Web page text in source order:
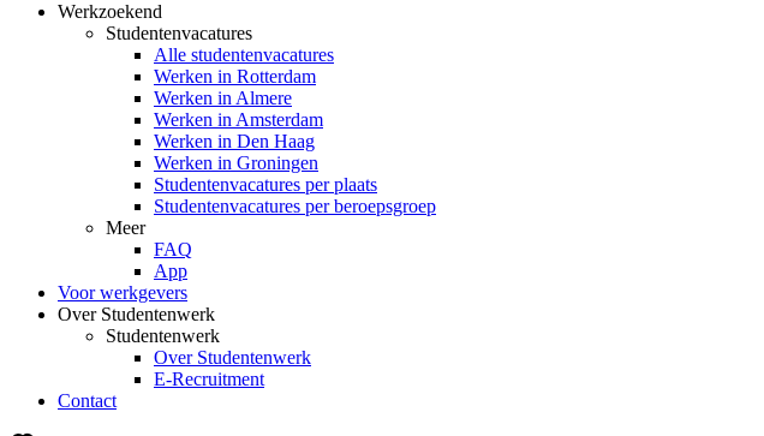
Werkzoekend
Studentenvacatures
Alle studentenvacatures
Werken in Rotterdam
Werken in Almere
Werken in Amsterdam
Werken in Den Haag
Werken in Groningen
Studentenvacatures per plaats
Studentenvacatures per beroepsgroep
Meer
FAQ
App
Voor werkgevers
Over Studentenwerk
Studentenwerk
Over Studentenwerk
E-Recruitment
Contact